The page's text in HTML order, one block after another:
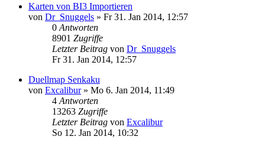
Karten von BI3 Importieren
von Dr_Snuggels » Fr 31. Jan 2014, 12:57
0 Antworten
8901 Zugriffe
Letzter Beitrag von Dr_Snuggels
Fr 31. Jan 2014, 12:57
Duellmap Senkaku
von Excalibur» Mo 6. Jan 2014, 11:49
4 Antworten
13263 Zugriffe
Letzter Beitrag von Excalibur
So 12. Jan 2014, 10:32